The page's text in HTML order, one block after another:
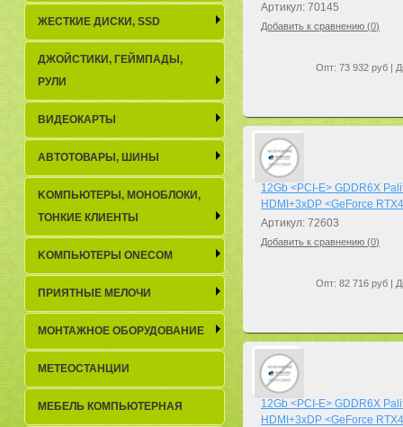
Артикул: 70145
Добавить к сравнению (0)
Опт: 73 932 руб |
12Gb <PCI-E> GDDR6X
HDMI+3xDP <GeForce
Артикул: 72603
Добавить к сравнению (0)
Опт: 82 716 руб |
12Gb <PCI-E> GDDR6X
HDMI+3xDP <GeForce
ЖЕСТКИЕ ДИСКИ, SSD
ДЖОЙСТИКИ, ГЕЙМПАДЫ,
РУЛИ
ВИДЕОКАРТЫ
АВТОТОВАРЫ, ШИНЫ
KОМПЬЮТЕРЫ, МОНОБЛОКИ,
ТОНКИЕ КЛИЕНТЫ
KОМПЬЮТЕРЫ ONECOM
ПРИЯТНЫЕ МЕЛОЧИ
МОНТАЖНОЕ ОБОРУДОВАНИЕ
МЕТЕОСТАНЦИИ
МЕБЕЛЬ КОМПЬЮТЕРНАЯ